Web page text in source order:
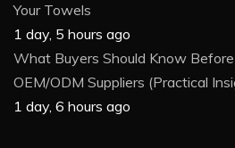
Your Towels
1 day, 5 hours ago
What Buyers Should Know
OEM/ODM Suppliers (Practical
1 day, 6 hours ago